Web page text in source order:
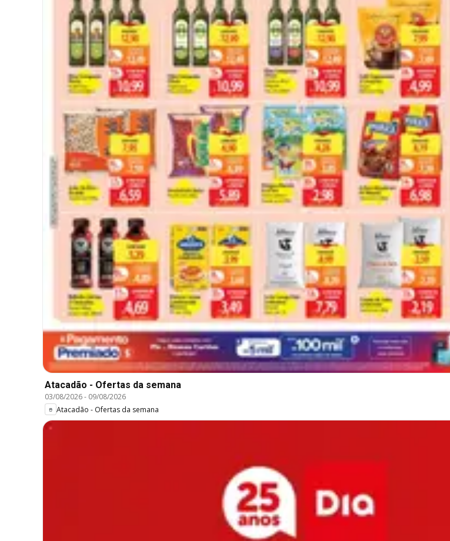
Atacadão - Ofertas da semana
03/08/2026- 09/08/2026
Atacadão - Ofertas da semana